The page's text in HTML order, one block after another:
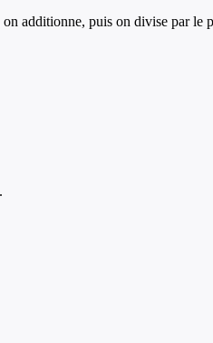
additionne, puis on divise par le